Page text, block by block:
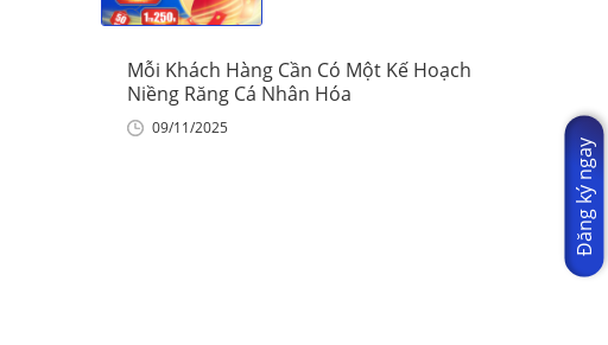
Mỗi Khách Hàng Cần Có Một Kế Hoạch
Niềng Răng Cá Nhân Hóa
09/11/2025
Đăng ký ngay